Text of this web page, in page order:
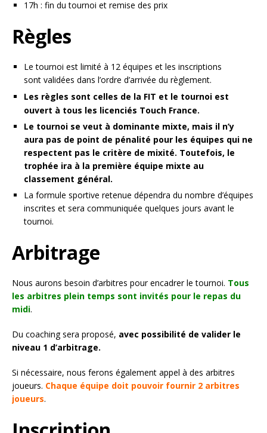
17h : fin du tournoi et remise des prix
Règles
Le tournoi est limité à 12 équipes et les inscriptions
sont validées dans l’ordre d’arrivée du règlement.
Les règles sont celles de la FIT et le tournoi est
ouvert à tous les licenciés Touch France.
Le tournoi se veut à dominante mixte, mais il n’y
aura pas de point de pénalité pour les équipes qui ne
respectent pas le critère de mixité. Toutefois, le
trophée ira à la première équipe mixte au
classement général.
La formule sportive retenue dépendra du nombre d’équipes
inscrites et sera communiquée quelques jours avant le
tournoi.
Arbitrage
Nous aurons besoin d’arbitres pour encadrer le tournoi. Tous
les arbitres plein temps sont invités pour le repas du
midi.
Du coaching sera proposé, avec possibilité de valider le
niveau 1 d’arbitrage.
Si nécessaire, nous ferons également appel à des arbitres
joueurs. Chaque équipe doit pouvoir fournir 2 arbitres
joueurs.